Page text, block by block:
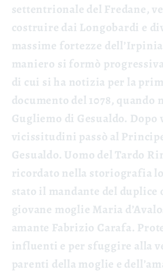
settentrionale del Fredane,
costruire dai Longobardi e
massime fortezze
maniero si formò
di cui si ha notizia per la
documento del 1078, quando
Gugliemo di Gesualdo. Dopo
vicissitudini passò al
Gesualdo. Uomo del Tardo
ricordato nella storiografia
stato il mandante del
giovane moglie Maria
amante Fabrizio Carafa.
influenti e per sfuggire alla
parenti della moglie e